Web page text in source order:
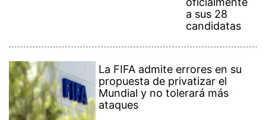
a sus 28
candidatas
La FIFA admite errores en su
propuesta de privatizar el
Mundial y no tolerará más
ataques